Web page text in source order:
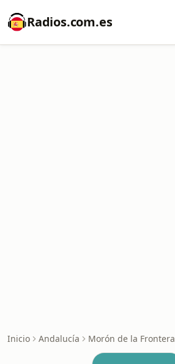
Radios.com.es
Inicio Andalucía Morón de la Frontera